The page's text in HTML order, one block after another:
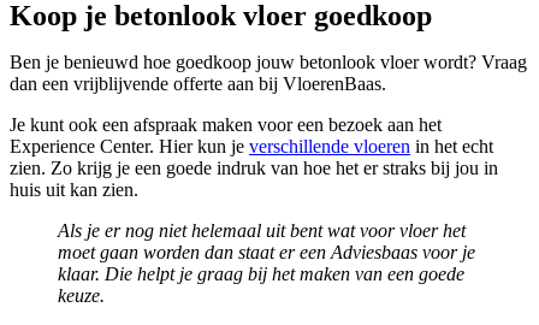
Koop je betonlook vloer goedkoop
Ben je benieuwd hoe goedkoop jouw betonlook vloer wordt? Vraag
dan een vrijblijvende offerte aan bij VloerenBaas.
Je kunt ook een afspraak maken voor een bezoek aan het
Experience Center. Hier kun je verschillende vloeren in het echt
zien. Zo krijg je een goede indruk van hoe het er straks bij jou in
huis uit kan zien.
Als je er nog niet helemaal uit bent wat voor vloer het
moet gaan worden dan staat er een Adviesbaas voor je
klaar. Die helpt je graag bij het maken van een goede
keuze.